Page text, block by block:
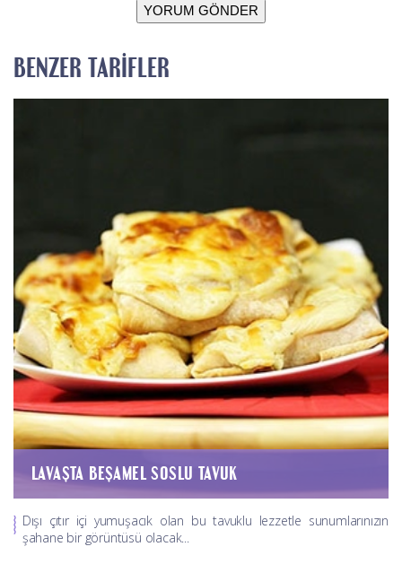
YORUM GÖNDER
BENZER TARIFLER
LAVAŞTA BEŞAMEL SOSLU TAVUK
Dışı çıtır içi yumuşacık olan bu tavuklu lezzetle sunumlarınızın
şahane bir görüntüsü olacak...